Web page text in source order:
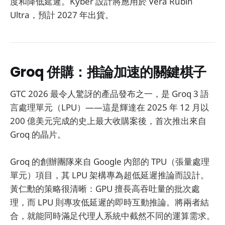
Ultra，預計 2027 年出貨。
Groq 併購：推論加速的關鍵棋子
GTC 2026 最令人驚訝的產品發布之一，是 Groq 3 語
言處理單元（LPU）——這是輝達在 2025 年 12 月以
200 億美元完成的史上最大收購案後，首次推出來自
Groq 的晶片。
Groq 的創辦團隊來自 Google 內部的 TPU（張量處理
單元）項目，其 LPU 架構專為超低延遲推論而設計。
黃仁勳的策略很清晰：GPU 擅長高吞吐量的批次處
理，而 LPU 則專攻低延遲的即時互動推論。將兩者結
合，就能同時滿足代理人系統中截然不同的運算需求。